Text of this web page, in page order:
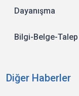
Dayanışma
Bilgi-Belge-Talep
Diğer Haberler